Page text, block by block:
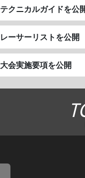
テクニカルガイドを公
レーサーリストを公開
大会実施要項を公開